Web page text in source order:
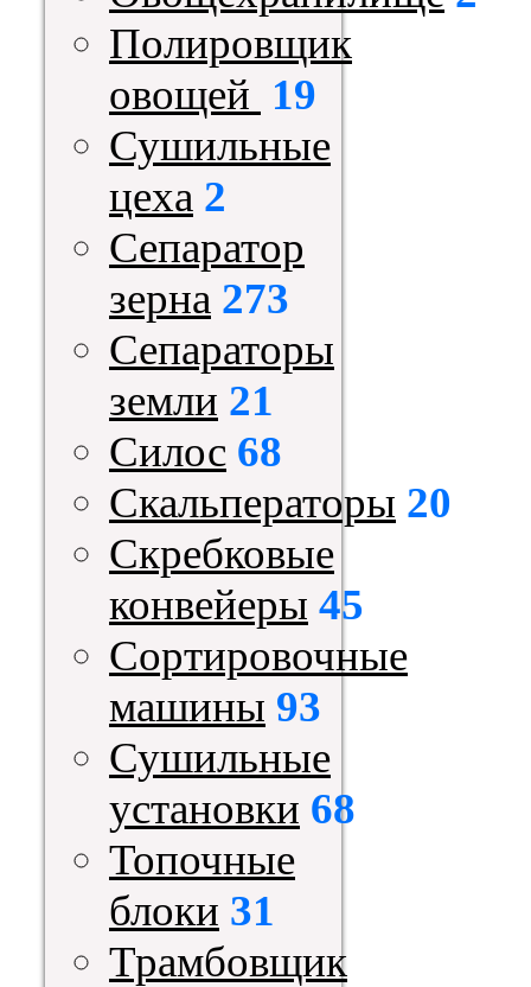
Полировщик
овощей 19
Сушильные
цеха 2
Сепаратор
зерна 273
Сепараторы
земли 21
Силос 68
Скальператоры 20
Скребковые
конвейеры 45
Сортировочные
машины 93
Сушильные
установки 68
Топочные
блоки 31
Трамбовщик